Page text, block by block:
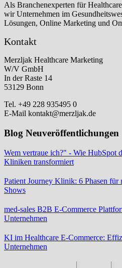
Als Branchenexperten für
wir Unternehmen im
Lösungen, Online Marketing und
Kontakt
Merzljak Healthcare Marketing
W/V GmbH
In der Raste 14
53129 Bonn
Tel. +49 228 935495 0
E-Mail kontakt@merzljak.de
Blog Neuveröffentlichungen
Wem vertraue ich?" - Wie HubSpot
Kliniken transformiert
Patient Journey Klinik: 6 Phasen
Shows
med-sales B2B E-Commerce
Unternehmen
KI im Healthcare E-Commerce:
Unternehmen